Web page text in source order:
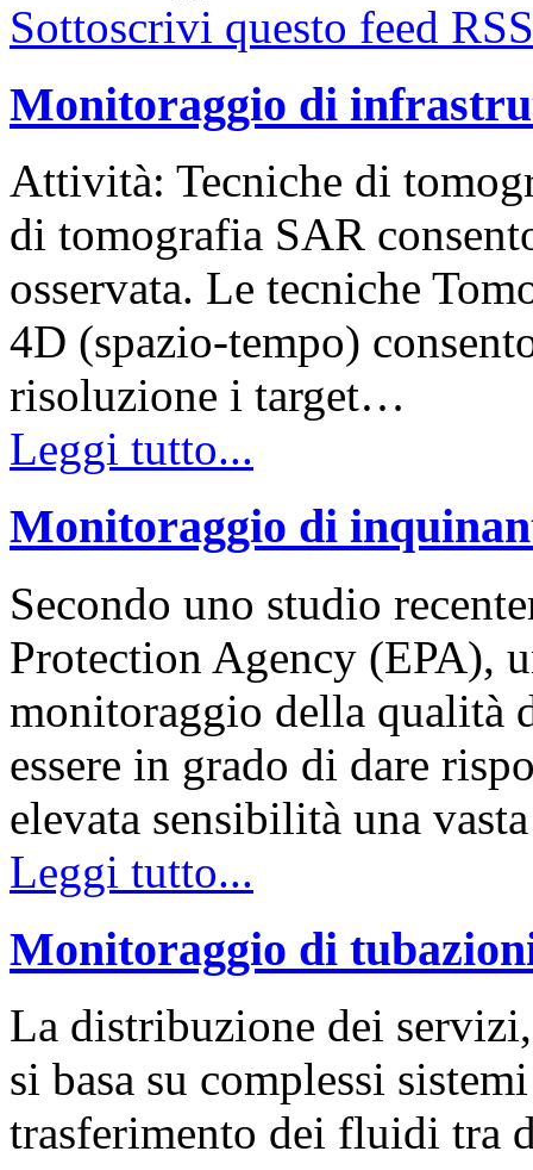
Sottoscrivi questo feed RSS
Monitoraggio di
Attività: Tecniche di
di tomografia SAR
osservata. Le tecniche
4D (spazio-tempo)
risoluzione i target…
Leggi tutto...
Monitoraggio di
Secondo uno studio
Protection Agency (EPA),
monitoraggio della qualità
essere in grado di dare
elevata sensibilità una
Leggi tutto...
Monitoraggio di
La distribuzione dei
si basa su complessi
trasferimento dei fluidi tra